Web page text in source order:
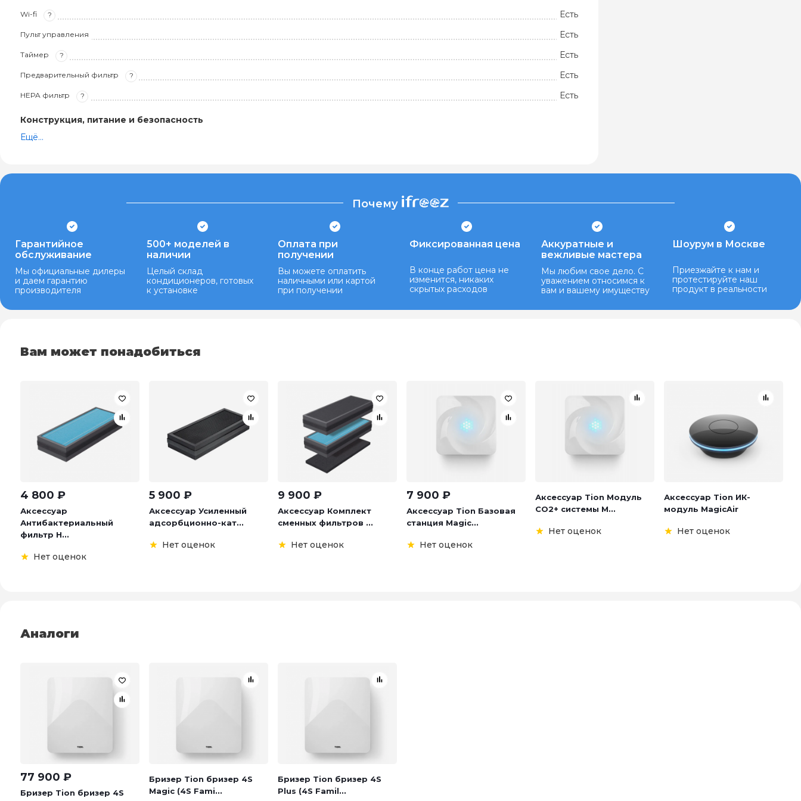
Wi-fi ? Есть
Пульт управления Есть
Таймер ? Есть
Предварительный фильтр ? Есть
HEPA фильтр ? Есть
Конструкция, питание и безопасность
Ещё...
Почему
Гарантийное
обслуживание
Мы официальные дилеры
и даем гарантию
производителя
500+ моделей в
наличии
Целый склад
кондиционеров, готовых
к установке
Оплата при
получении
Вы можете оплатить
наличными или картой
при получении
Фиксированная цена
В конце работ цена не
изменится, никаких
скрытых расходов
Аккуратные и
вежливые мастера
Мы любим свое дело. С
уважением относимся к
вам и вашему имуществу
Шоурум в Москве
Приезжайте к нам и
протестируйте наш
продукт в реальности
Вам может понадобиться
4 800 ₽
Аксессуар
Антибактериальный
фильтр H...
Нет оценок
5 900 ₽
Аксессуар Усиленный
адсорбционно-кат...
Нет оценок
9 900 ₽
Аксессуар Комплект
сменных фильтров ...
Нет оценок
7 900 ₽
Аксессуар Tion Базовая
станция Magic...
Нет оценок
Аксессуар Tion Модуль
СО2+ системы M...
Нет оценок
Аксессуар Tion ИК-
модуль MagicAir
Нет оценок
Аналоги
77 900 ₽
Бризер Tion бризер 4S
Бризер Tion бризер 4S
Magic (4S Fami...
Бризер Tion бризер 4S
Plus (4S Famil...